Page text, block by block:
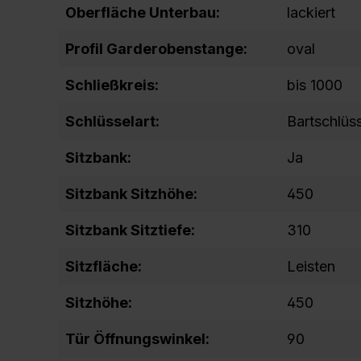
Oberfläche Unterbau: lackiert
Profil Garderobenstange: oval
Schließkreis: bis 1000
Schlüsselart:
Sitzbank: Ja
Sitzbank Sitzhöhe: 450
Sitzbank Sitztiefe: 310
Sitzfläche: Leisten
Sitzhöhe: 450
Tür Öffnungswinkel: 90